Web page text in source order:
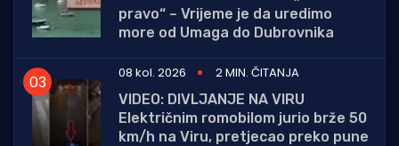
pravo“ – Vrijeme je da uredimo
more od Umaga do Dubrovnika
08 kol. 2026
2 MIN. ČITANJA
VIDEO: DIVLJANJE NA VIRU
Električnim romobilom jurio brže 50
km/h na Viru, pretjecao preko pune